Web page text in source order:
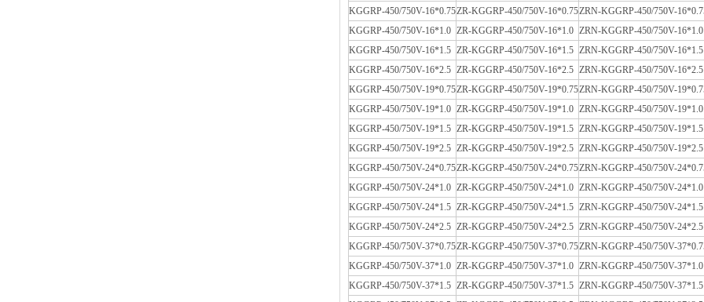
KGGRP-450/750V-16*0.75ZR-KGGRP-450/750V-16*0.75ZRN-KGGRP-450/750V-
KGGRP-450/750V-16*1.0 ZR-KGGRP-450/750V-16*1.0 ZRN-KGGRP-450/750V-16*1.0
KGGRP-450/750V-16*1.5 ZR-KGGRP-450/750V-16*1.5 ZRN-KGGRP-450/750V-16*1.5
KGGRP-450/750V-16*2.5 ZR-KGGRP-450/750V-16*2.5 ZRN-KGGRP-450/750V-16*2.5
KGGRP-450/750V-19*0.75ZR-KGGRP-450/750V-19*0.75ZRN-KGGRP-450/750V-
KGGRP-450/750V-19*1.0 ZR-KGGRP-450/750V-19*1.0 ZRN-KGGRP-450/750V-19*1.0
KGGRP-450/750V-19*1.5 ZR-KGGRP-450/750V-19*1.5 ZRN-KGGRP-450/750V-19*1.5
KGGRP-450/750V-19*2.5 ZR-KGGRP-450/750V-19*2.5 ZRN-KGGRP-450/750V-19*2.5
KGGRP-450/750V-24*0.75ZR-KGGRP-450/750V-24*0.75ZRN-KGGRP-450/750V-
KGGRP-450/750V-24*1.0 ZR-KGGRP-450/750V-24*1.0 ZRN-KGGRP-450/750V-24*1.0
KGGRP-450/750V-24*1.5 ZR-KGGRP-450/750V-24*1.5 ZRN-KGGRP-450/750V-24*1.5
KGGRP-450/750V-24*2.5 ZR-KGGRP-450/750V-24*2.5 ZRN-KGGRP-450/750V-24*2.5
KGGRP-450/750V-37*0.75ZR-KGGRP-450/750V-37*0.75ZRN-KGGRP-450/750V-
KGGRP-450/750V-37*1.0 ZR-KGGRP-450/750V-37*1.0 ZRN-KGGRP-450/750V-37*1.0
KGGRP-450/750V-37*1.5 ZR-KGGRP-450/750V-37*1.5 ZRN-KGGRP-450/750V-37*1.5